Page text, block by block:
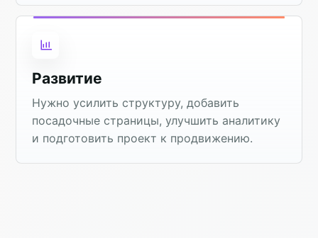
Развитие
Нужно усилить структуру, добавить
посадочные страницы, улучшить аналитику
и подготовить проект к продвижению.